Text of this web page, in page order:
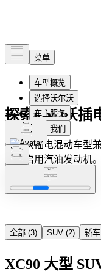
探索沃尔沃插
沃尔沃插电混动车型
驾驶启用汽油发动机。
全部 (3) SUV (2) 轿车
XC90 大型